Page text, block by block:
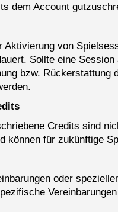
dem Account
Aktivierung von
Sollte eine
bzw.
Credits sind
können für zukünftige
oder